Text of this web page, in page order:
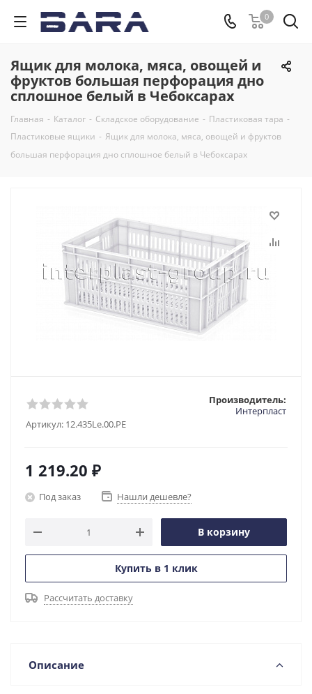
0
Ящик для молока, мяса, овощей и
фруктов большая перфорация дно
сплошное белый в Чебоксарах
Главная - Каталог - Складское оборудование - Пластиковая тара -
Пластиковые ящики - Ящик для молока, мяса, овощей и фруктов
большая перфорация дно сплошное белый в Чебоксарах
Артикул: 12.435Le.00.PE
Производитель:
Интерпласт
1 219.20 ₽
Под заказ Нашли дешевле?
В корзину
Купить в 1 клик
Рассчитать доставку
Описание